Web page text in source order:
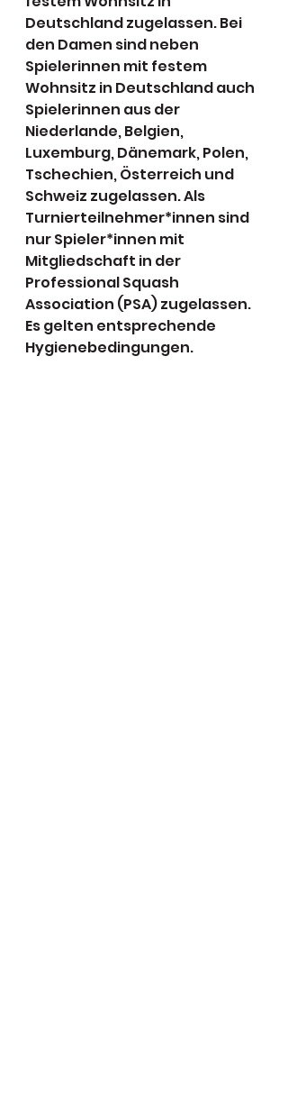
Deutschland zugelassen. Bei
den Damen sind neben
Spielerinnen mit festem
Wohnsitz in Deutschland auch
Spielerinnen aus der
Niederlande, Belgien,
Luxemburg, Dänemark, Polen,
Tschechien, Österreich und
Schweiz zugelassen. Als
Turnierteilnehmer*innen sind
nur Spieler*innen mit
Mitgliedschaft in der
Professional Squash
Association (PSA) zugelassen.
Es gelten entsprechende
Hygienebedingungen.